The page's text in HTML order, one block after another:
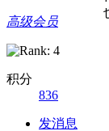
高级会员
积分
836
发消息